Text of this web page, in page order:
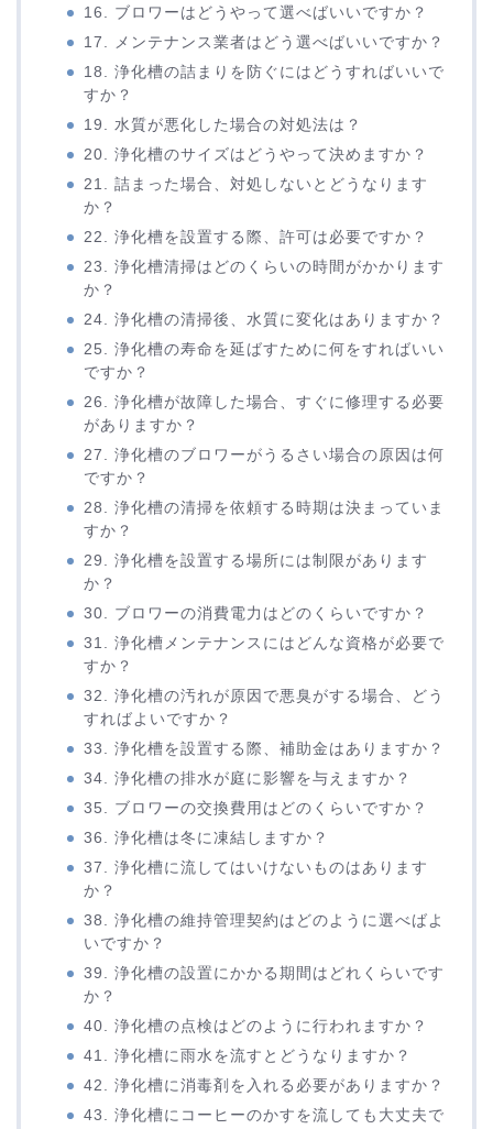
16. ブロワーはどうやって選べばいいですか？
17. メンテナンス業者はどう選べばいいですか？
18. 浄化槽の詰まりを防ぐにはどうすればいいで
すか？
19. 水質が悪化した場合の対処法は？
20. 浄化槽のサイズはどうやって決めますか？
21. 詰まった場合、対処しないとどうなります
か？
22. 浄化槽を設置する際、許可は必要ですか？
23. 浄化槽清掃はどのくらいの時間がかかります
か？
24. 浄化槽の清掃後、水質に変化はありますか？
25. 浄化槽の寿命を延ばすために何をすればいい
ですか？
26. 浄化槽が故障した場合、すぐに修理する必要
がありますか？
27. 浄化槽のブロワーがうるさい場合の原因は何
ですか？
28. 浄化槽の清掃を依頼する時期は決まっていま
すか？
29. 浄化槽を設置する場所には制限があります
か？
30. ブロワーの消費電力はどのくらいですか？
31. 浄化槽メンテナンスにはどんな資格が必要で
すか？
32. 浄化槽の汚れが原因で悪臭がする場合、どう
すればよいですか？
33. 浄化槽を設置する際、補助金はありますか？
34. 浄化槽の排水が庭に影響を与えますか？
35. ブロワーの交換費用はどのくらいですか？
36. 浄化槽は冬に凍結しますか？
37. 浄化槽に流してはいけないものはあります
か？
38. 浄化槽の維持管理契約はどのように選べばよ
いですか？
39. 浄化槽の設置にかかる期間はどれくらいです
か？
40. 浄化槽の点検はどのように行われますか？
41. 浄化槽に雨水を流すとどうなりますか？
42. 浄化槽に消毒剤を入れる必要がありますか？
43. 浄化槽にコーヒーのかすを流しても大丈夫で